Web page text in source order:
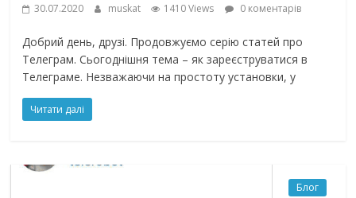
30.07.2020 muskat 1410 Views 0 коментарів
Добрий день, друзі. Продовжуємо серію статей про
Телеграм. Сьогоднішня тема – як зареєструватися в
Телеграме. Незважаючи на простоту установки, у
Читати далі
Блог